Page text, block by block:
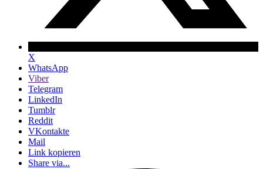
X
WhatsApp
Viber
Telegram
LinkedIn
Tumblr
Reddit
VKontakte
Mail
Link kopieren
Share via...